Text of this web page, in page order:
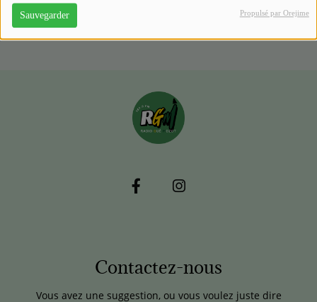
Sauvegarder Propulsé par Orejime
Contactez-nous
Vous avez une suggestion, ou vous voulez juste dire